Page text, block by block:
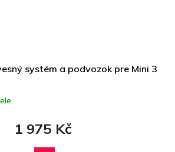
systém a podvozok pre Mini 3
1 975 Kč